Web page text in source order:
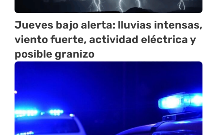
Jueves bajo alerta: lluvias intensas,
viento fuerte, actividad eléctrica y
posible granizo